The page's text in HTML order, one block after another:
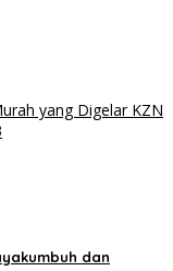
yang Digelar KZN
dan